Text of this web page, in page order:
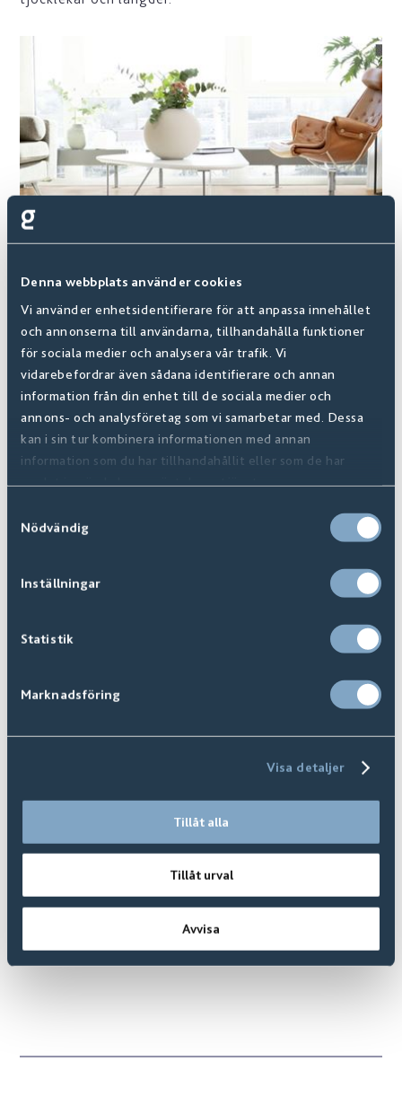
Denna webbplats använder cookies
Vi använder enhetsidentifierare för att anpassa innehållet
och annonserna till användarna, tillhandahålla funktioner
för sociala medier och analysera vår trafik. Vi
vidarebefordrar även sådana identifierare och annan
information från din enhet till de sociala medier och
annons- och analysföretag som vi samarbetar med. Dessa
kan i sin tur kombinera informationen med annan
information som du har tillhandahållit eller som de har
samlat in när du har använt deras tjänster.
Nödvändig
Inställningar
Statistik
Marknadsföring
Visa detaljer
Tillåt alla
Tillåt urval
Avvisa
Digital Showroom
FAQ | Vanliga Frågor
Yta, Sortering och Mönster